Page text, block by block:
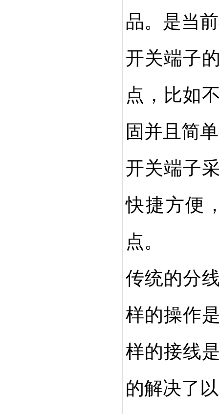
品。是当
开关端子
点，比如
固并且简
开关端子
快捷方便
点。
传统的分
样的操作
样的接线
的解决了